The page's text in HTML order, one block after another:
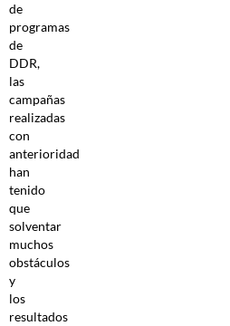
de
programas
de
DDR,
las
campañas
realizadas
con
anterioridad
han
tenido
que
solventar
muchos
obstáculos
y
los
resultados